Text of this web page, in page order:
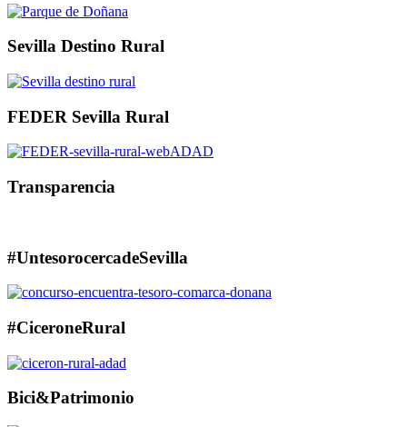
Sevilla Destino Rural
FEDER Sevilla Rural
Transparencia
#UntesorocercadeSevilla
#CiceroneRural
Bici&Patrimonio